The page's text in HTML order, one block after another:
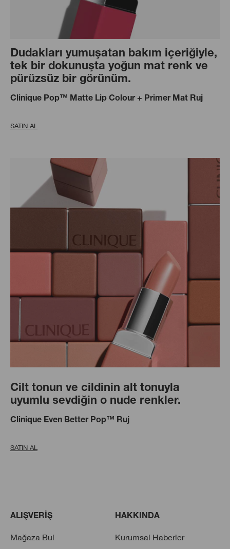
Dudakları yumuşatan bakım içeriğiyle,
tek bir dokunuşta yoğun mat renk ve
pürüzsüz bir görünüm.
Clinique Pop™ Matte Lip Colour + Primer Mat Ruj
SATIN AL
Cilt tonun ve cildinin alt tonuyla
uyumlu sevdiğin o nude renkler.
Clinique Even Better Pop™ Ruj
SATIN AL
ALIŞVERİŞ
Mağaza Bul
HAKKINDA
Kurumsal Haberler